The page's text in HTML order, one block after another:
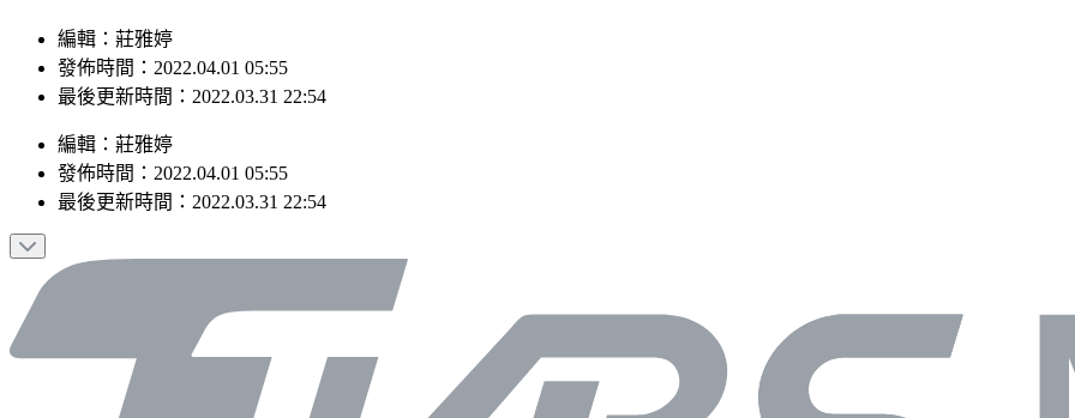
編輯：莊雅婷
發佈時間：2022.04.01 05:55
最後更新時間：2022.03.31 22:54
編輯 ： 莊雅婷
發佈時間： 2022.04.01 05:55
最後更新時間： 2022.03.31 22:54